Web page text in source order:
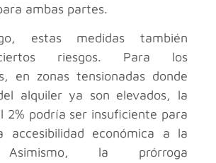
ambas partes.
estas medidas también
riesgos. Para los
en zonas tensionadas donde
alquiler ya son elevados, la
2% podría ser insuficiente para
accesibilidad económica a la
Asimismo, la prórroga